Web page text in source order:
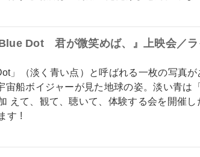
Dot 君が微笑めば、』上映会／ラ
」（淡く青い点）と呼ばれる一枚の写真
宙船ボイジャーが見た地球の姿。淡い青は
えて、観て、聴いて、体験する会を開催
す !